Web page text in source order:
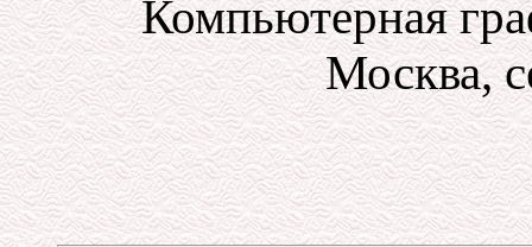
Компьютерная
Москва,